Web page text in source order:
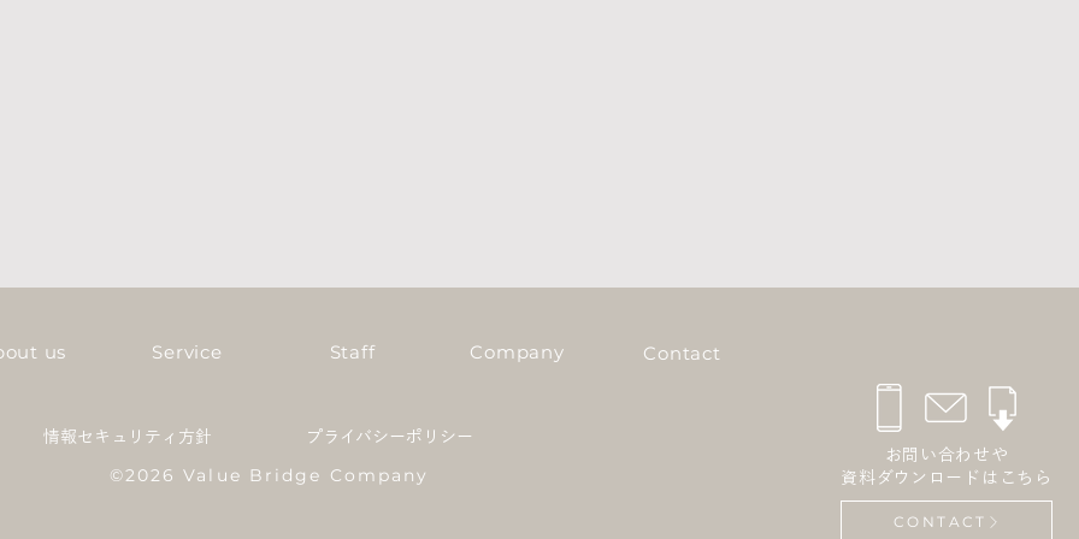
お問い合わせや
資料ダウンロードはこちら
CONTACT
us Service Staff Company Contact
情報セキュリティ方針 プライバシーポリシー
©︎2026 Value Bridge Company